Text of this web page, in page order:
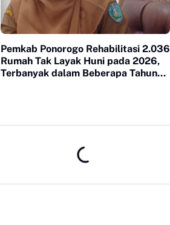
Pemkab Ponorogo Rehabilitasi 2.036
Rumah Tak Layak Huni pada 2026,
Terbanyak dalam Beberapa Tahun